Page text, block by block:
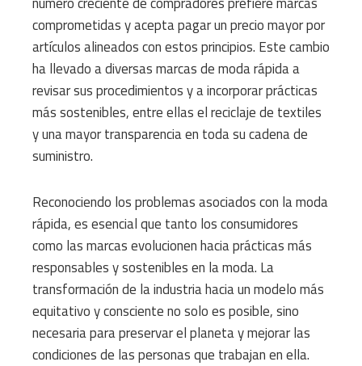
comprometidas y acepta pagar un precio mayor por
artículos alineados con estos principios. Este cambio
ha llevado a diversas marcas de moda rápida a
revisar sus procedimientos y a incorporar prácticas
más sostenibles, entre ellas el reciclaje de textiles
y una mayor transparencia en toda su cadena de
suministro.
Reconociendo los problemas asociados con la moda
rápida, es esencial que tanto los consumidores
como las marcas evolucionen hacia prácticas más
responsables y sostenibles en la moda. La
transformación de la industria hacia un modelo más
equitativo y consciente no solo es posible, sino
necesaria para preservar el planeta y mejorar las
condiciones de las personas que trabajan en ella.